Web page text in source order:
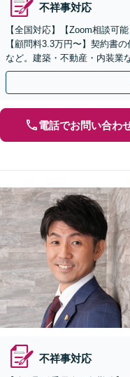
不祥事対応
【全国対応】【Zoom相談可
【顧問料3.3万円〜】契約書
など。建築・不動産・内装業
主の方初回面談無料】
電話でお問い合わ
不祥事対応